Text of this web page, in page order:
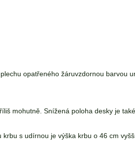
opatřeného žáruvzdornou barvou
mohutně. Snížená poloha desky je
s udírnou je výška krbu o 46 cm